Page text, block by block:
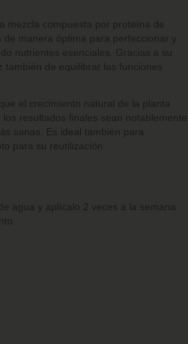
mezcla compuesta por proteína de
manera óptima para perfeccionar y
nutrientes esenciales. Gracias a su
de equilibrar las funciones
el crecimiento natural de la planta
resultados finales sean notablemente
sanas. Es ideal también para
para su reutilización.
agua y aplícalo 2 veces a la semana